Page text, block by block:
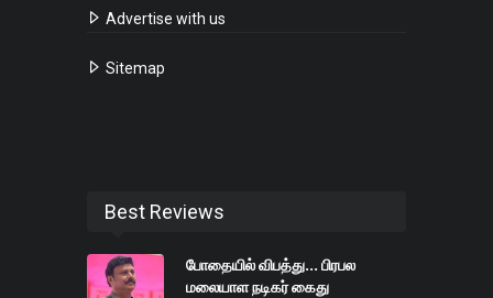
Advertise with us
Sitemap
Best Reviews
போதையில் விபத்து... பிரபல
மலையாள நடிகர் கைது